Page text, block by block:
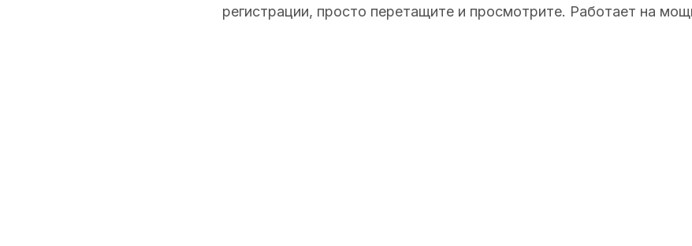
регистрации, просто перетащите и просмотрите. Работает на